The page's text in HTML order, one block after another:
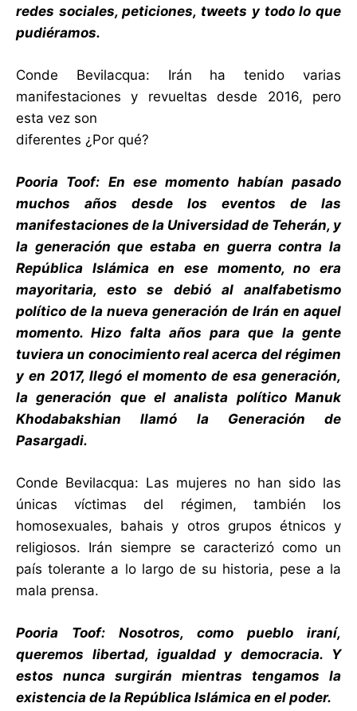
redes sociales, peticiones, tweets y todo lo que
pudiéramos.
Conde Bevilacqua: Irán ha tenido varias
manifestaciones y revueltas desde 2016, pero
esta vez son
diferentes ¿Por qué?
Pooria Toof: En ese momento habían pasado
muchos años desde los eventos de las
manifestaciones de la Universidad de Teherán, y
la generación que estaba en guerra contra la
República Islámica en ese momento, no era
mayoritaria, esto se debió al analfabetismo
político de la nueva generación de Irán en aquel
momento. Hizo falta años para que la gente
tuviera un conocimiento real acerca del régimen
y en 2017, llegó el momento de esa generación,
la generación que el analista político Manuk
Khodabakshian llamó la Generación de
Pasargadi.
Conde Bevilacqua: Las mujeres no han sido las
únicas víctimas del régimen, también los
homosexuales, bahais y otros grupos étnicos y
religiosos. Irán siempre se caracterizó como un
país tolerante a lo largo de su historia, pese a la
mala prensa.
Pooria Toof: Nosotros, como pueblo iraní,
queremos libertad, igualdad y democracia. Y
estos nunca surgirán mientras tengamos la
existencia de la República Islámica en el poder.